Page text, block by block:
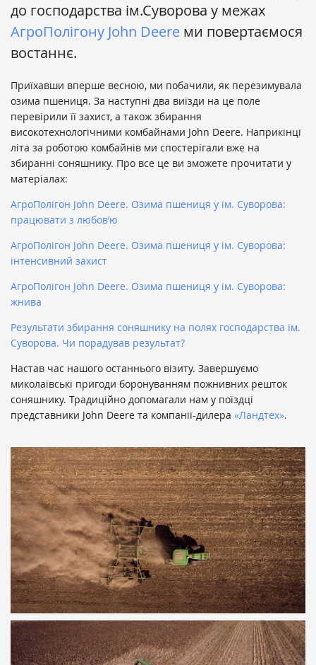
до господарства ім.Суворова у межах
АгроПолігону John Deere ми повертаємося
востаннє.
Приїхавши вперше весною, ми побачили, як перезимувала
озима пшениця. За наступні два виїзди на це поле
перевірили її захист, а також збирання
високотехнологічними комбайнами John Deere. Наприкінці
літа за роботою комбайнів ми спостерігали вже на
збиранні соняшнику. Про все це ви зможете прочитати у
матеріалах:
АгроПолігон John Deere. Озима пшениця у ім. Суворова:
працювати з любов’ю
АгроПолігон John Deere. Озима пшениця у ім. Суворова:
інтенсивний захист
АгроПолігон John Deere. Озима пшениця у ім. Суворова:
жнива
Результати збирання соняшнику на полях господарства ім.
Суворова. Чи порадував результат?
Настав час нашого останнього візиту. Завершуємо
миколаївські пригоди боронуванням пожнивних решток
соняшнику. Традиційно допомагали нам у поїздці
представники John Deere та компанії-дилера «Ландтех».